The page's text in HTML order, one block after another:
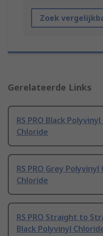
Zoek
Gerelateerde Links
RS PRO Black
Chloride
RS PRO Grey
Chloride
RS PRO Straight to
Black Polyvinyl